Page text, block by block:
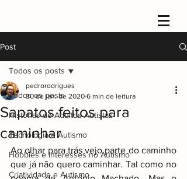
Post
Todos os posts
Histórias de Adultos Autistas
Tecnologia e Autismo
Hobbies e Interesses no Autismo
Criatividade e Autismo
Todos os posts
Sapatos feitos para
caminhar
pedrorodrigues
30 de jan. de 2020 6 min de leitura
Ao olhar para trás vejo parte do caminho
que já não quero caminhar. Tal como no